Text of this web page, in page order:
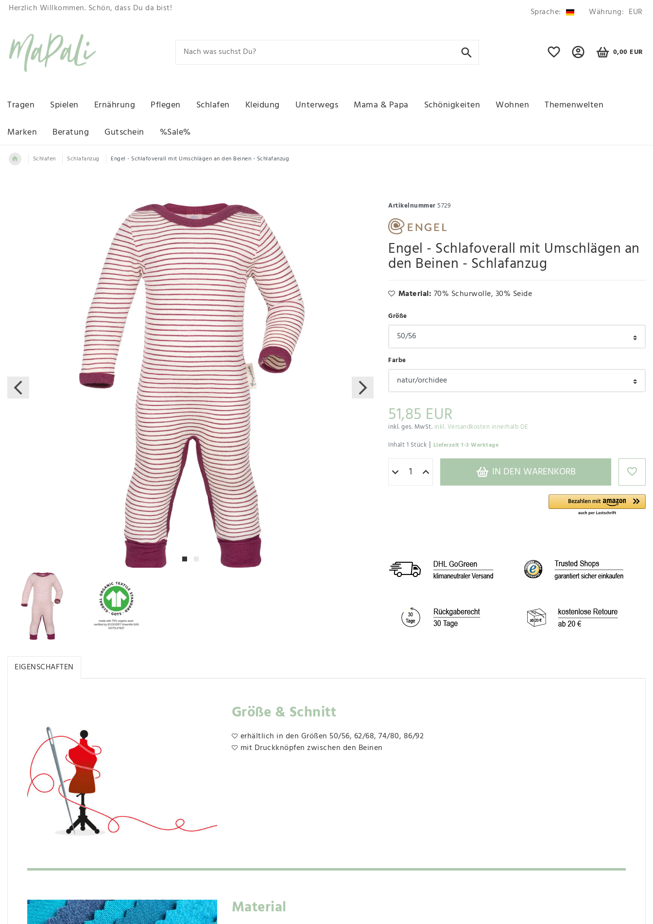
Herzlich Willkommen. Schön, dass Du da bist! Sprache: Währung: EUR
0,00 EUR
Tragen Spielen Ernährung Pflegen Schlafen Kleidung Unterwegs Mama & Papa Schönigkeiten Wohnen
Themenwelten
Marken
Beratung Gutschein %Sale%
Schlafen Schlafanzug Engel - Schlafoverall mit Umschlägen an den Beinen - Schlafanzug
Artikelnummer5729
Engel - Schlafoverall mit Umschlägen an
den Beinen - Schlafanzug
Material: 70% Schurwolle, 30% Seide
Größe
Farbe
51,85 EUR
inkl. ges. MwSt. inkl. Versandkosten innerhalb DE
Inhalt1 Stück | Lieferzeit 1-3 Werktage
IN DEN WARENKORB
EIGENSCHAFTEN
Größe & Schnitt
erhältlich in den Größen 50/56, 62/68, 74/80, 86/92
mit Druckknöpfen zwischen den Beinen
Material